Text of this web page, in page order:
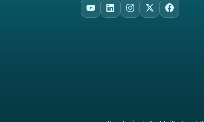
Facebook
X
Instagram
LinkedIn
YouTube